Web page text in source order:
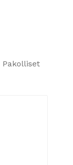
Pakolliset